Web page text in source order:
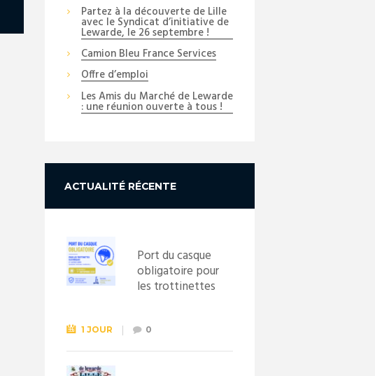
Partez à la découverte de Lille
avec le Syndicat d’initiative de
Lewarde, le 26 septembre !
Camion Bleu France Services
Offre d’emploi
Les Amis du Marché de Lewarde
: une réunion ouverte à tous !
ACTUALITÉ RÉCENTE
Port du casque
obligatoire pour
les trottinettes
septembre
2026
1 JOUR 0